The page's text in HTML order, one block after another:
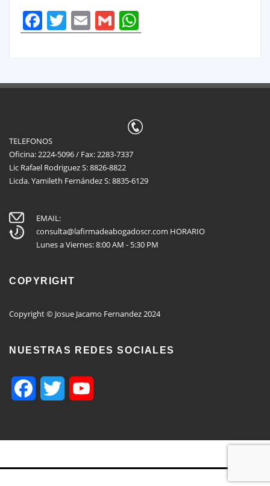
Facebook
Twitter
Email
GmailWhatsApp
TELEFONOS
Oficina: 2224-5096 / Fax: 2283-7337
Lic Rafael Rodriguez S: 8826-8822
Licda. Yamileth Fernández S: 8835-6129
EMAIL:
consulta@lafirmadeabogadoscr.com HORARIO
Lunes a Viernes: 8:00 AM - 5:30 PM
COPYRIGHT
Copyright © Josue Jacamo Fernandez 2024
NUESTRAS REDES SOCIALES
FacebookTwitter